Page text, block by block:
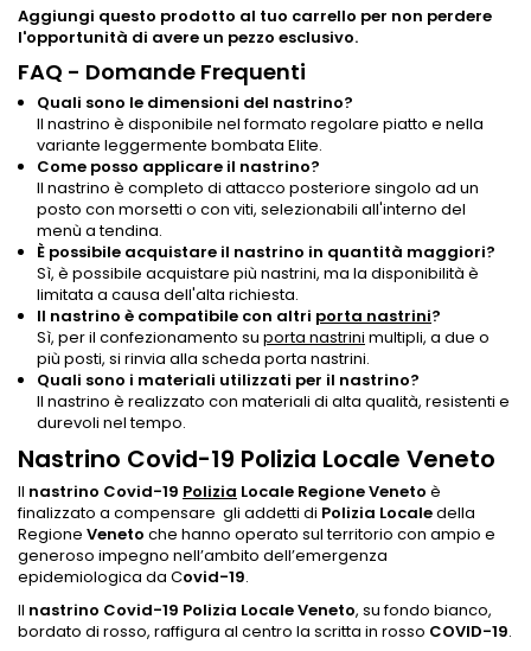
Aggiungi questo prodotto al tuo carrello per non perdere
l'opportunità di avere un pezzo esclusivo.
FAQ - Domande Frequenti
Quali sono le dimensioni del nastrino?
Il nastrino è disponibile nel formato regolare piatto e nella
variante leggermente bombata Elite.
Come posso applicare il nastrino?
Il nastrino è completo di attacco posteriore singolo ad un
posto con morsetti o con viti, selezionabili all'interno del
menù a tendina.
È possibile acquistare il nastrino in quantità maggiori?
Sì, è possibile acquistare più nastrini, ma la disponibilità è
limitata a causa dell'alta richiesta.
Il nastrino è compatibile con altri porta nastrini?
Sì, per il confezionamento su porta nastrini multipli, a due o
più posti, si rinvia alla scheda porta nastrini.
Quali sono i materiali utilizzati per il nastrino?
Il nastrino è realizzato con materiali di alta qualità, resistenti e
durevoli nel tempo.
Nastrino Covid-19 Polizia Locale Veneto
Il nastrino Covid-19 Polizia Locale Regione Veneto è
finalizzato a compensare gli addetti di Polizia Localedella
Regione Veneto che hanno operato sul territorio con ampio e
generoso impegno nell’ambito dell’emergenza
epidemiologica da Covid-19.
Il nastrino Covid-19 Polizia Locale Veneto, su fondo bianco,
bordato di rosso, raffigura al centro la scritta in rosso COVID-19.